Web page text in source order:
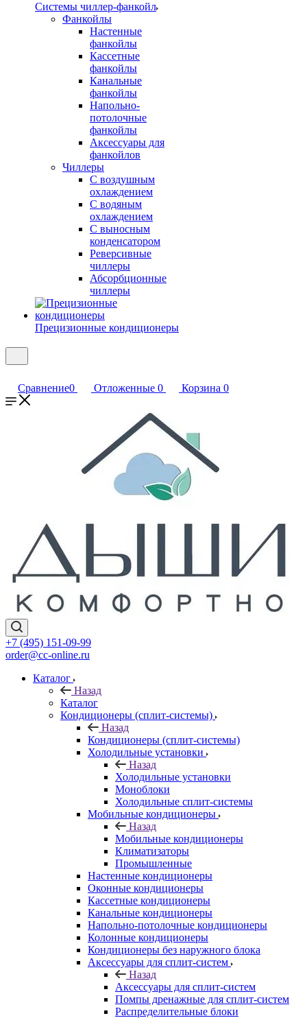
Системы чиллер-фанкойл
Фанкойлы
Настенные
фанкойлы
Кассетные
фанкойлы
Канальные
фанкойлы
Напольно-
потолочные
фанкойлы
Аксессуары для
фанкойлов
Чиллеры
С воздушным
охлаждением
С водяным
охлаждением
С выносным
конденсатором
Реверсивные
чиллеры
Абсорбционные
чиллеры
Прецизионные кондиционеры
Сравнение0 Отложенные 0 Корзина 0
+7 (495) 151-09-99
order@cc-online.ru
Каталог
Назад
Каталог
Кондиционеры (сплит-системы)
Назад
Кондиционеры (сплит-системы)
Холодильные установки
Назад
Холодильные установки
Моноблоки
Холодильные сплит-системы
Мобильные кондиционеры
Назад
Мобильные кондиционеры
Климатизаторы
Промышленные
Настенные кондиционеры
Оконные кондиционеры
Кассетные кондиционеры
Канальные кондиционеры
Напольно-потолочные кондиционеры
Колонные кондиционеры
Кондиционеры без наружного блока
Аксессуары для сплит-систем
Назад
Аксессуары для сплит-систем
Помпы дренажные для сплит-систем
Распределительные блоки